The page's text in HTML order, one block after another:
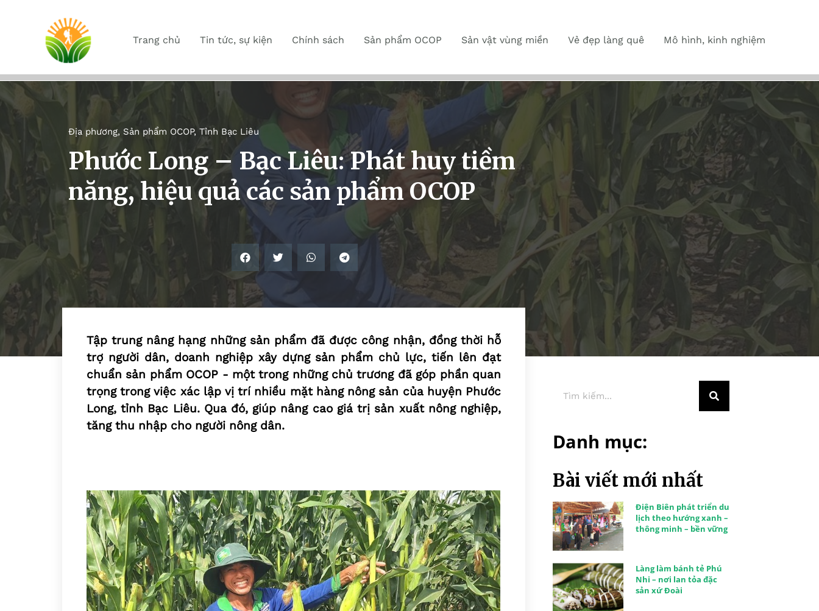
Trang chủ Tin tức, sự kiện Chính sách Sản phẩm OCOP Sản vật vùng miền Vẻ đẹp làng quê Mô hình, kinh nghiệm
Địa phương, Sản phẩm OCOP, Tỉnh Bạc Liêu
Phước Long – Bạc Liêu: Phát huy tiềm
năng, hiệu quả các sản phẩm OCOP
Tập trung nâng hạng những sản phẩm đã được công nhận, đồng thời hỗ
trợ người dân, doanh nghiệp xây dựng sản phẩm chủ lực, tiến lên đạt
chuẩn sản phẩm OCOP - một trong những chủ trương đã góp phần quan
trọng trong việc xác lập vị trí nhiều mặt hàng nông sản của huyện Phước
Long, tỉnh Bạc Liêu. Qua đó, giúp nâng cao giá trị sản xuất nông nghiệp,
tăng thu nhập cho người nông dân.
Danh mục:
Bài viết mới nhất
Điện Biên phát triển du
lịch theo hướng xanh –
thông minh – bền vững
Làng làm bánh tẻ Phú
Nhi – nơi lan tỏa đặc
sản xứ Đoài